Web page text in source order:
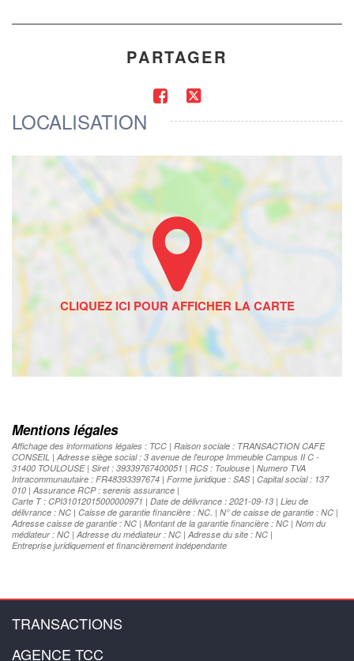
PARTAGER
LOCALISATION
Mentions légales
Affichage des informations légales : TCC | Raison sociale : TRANSACTION CAFE
CONSEIL | Adresse siège social : 3 avenue de l'europe Immeuble Campus II C -
31400 TOULOUSE | Siret : 39339767400051 | RCS : Toulouse | Numero TVA
Intracommunautaire : FR48393397674 | Forme juridique : SAS | Capital social : 137
010 | Assurance RCP : serenis assurance |
Carte T : CPI31012015000000971 | Date de délivrance : 2021-09-13 | Lieu de
délivrance : NC | Caisse de garantie financière : NC. | N° de caisse de garantie : NC |
Adresse caisse de garantie : NC | Montant de la garantie financière : NC | Nom du
médiateur : NC | Adresse du médiateur : NC | Adresse du site : NC |
Entreprise juridiquement et financièrement indépendante
TRANSACTIONS
AGENCE TCC